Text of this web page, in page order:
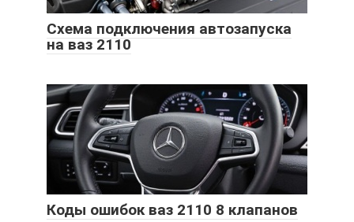
Схема подключения автозапуска
на ваз 2110
Коды ошибок ваз 2110 8 клапанов